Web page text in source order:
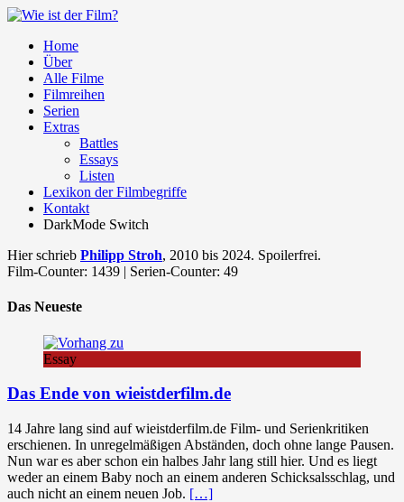
Home
Über
Alle Filme
Filmreihen
Serien
Extras
Battles
Essays
Listen
Lexikon der Filmbegriffe
Kontakt
DarkMode Switch
Hier schrieb Philipp Stroh, 2010 bis 2024. Spoilerfrei.
Film-Counter: 1439 | Serien-Counter: 49
Das Neueste
Essay
Das Ende von wieistderfilm.de
14 Jahre lang sind auf wieistderfilm.de Film- und Serienkritiken
erschienen. In unregelmäßigen Abständen, doch ohne lange Pausen.
Nun war es aber schon ein halbes Jahr lang still hier. Und es liegt
weder an einem Baby noch an einem anderen Schicksalsschlag, und
auch nicht an einem neuen Job. […]